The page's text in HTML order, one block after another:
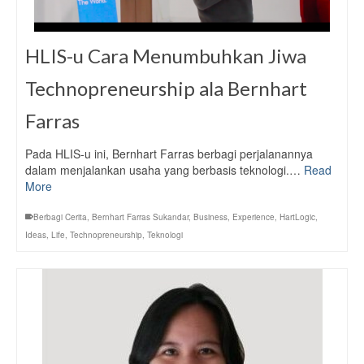
HLIS-u Cara Menumbuhkan Jiwa
Technopreneurship ala Bernhart
Farras
Pada HLIS-u ini, Bernhart Farras berbagi perjalanannya
dalam menjalankan usaha yang berbasis teknologi.… Read
More
Berbagi Cerita Bernhart Farras Sukandar, Business Experience HartLogic
Ideas Life Technopreneurship Teknologi